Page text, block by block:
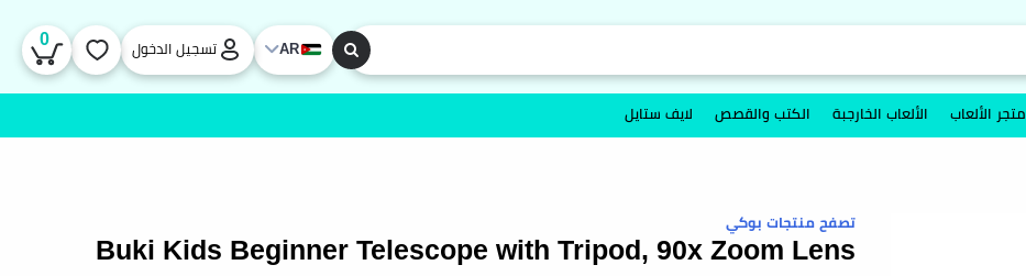
AR تسجيل الدخول
0
متجر الألعاب الألعاب الخارجبة الكتب والقصص لايف ستايل
تصفح منتجات بوكي
Buki Kids Beginner Telescope with Tripod, 90x Zoom Lens